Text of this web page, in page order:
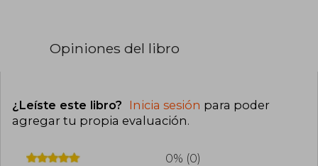
Opiniones del libro
¿Leíste este libro? Inicia sesión para poder
agregar tu propia evaluación.
0% (0)